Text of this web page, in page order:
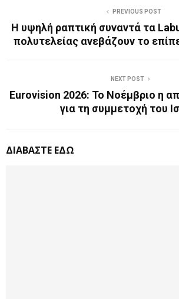
PREVIOUS POST
Η υψηλή ραπτική συναντά τα
πολυτελείας ανεβάζουν το
NEXT POST
Eurovision 2026: Το Νοέμβριο η
για τη συμμετοχή του
ΔΙΑΒΑΣΤΕ ΕΔΩ